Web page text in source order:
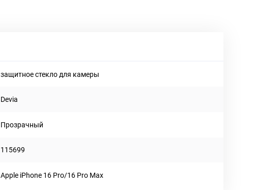
защитное стекло для камеры
Devia
Прозрачный
115699
Apple iPhone 16 Pro/16 Pro Max